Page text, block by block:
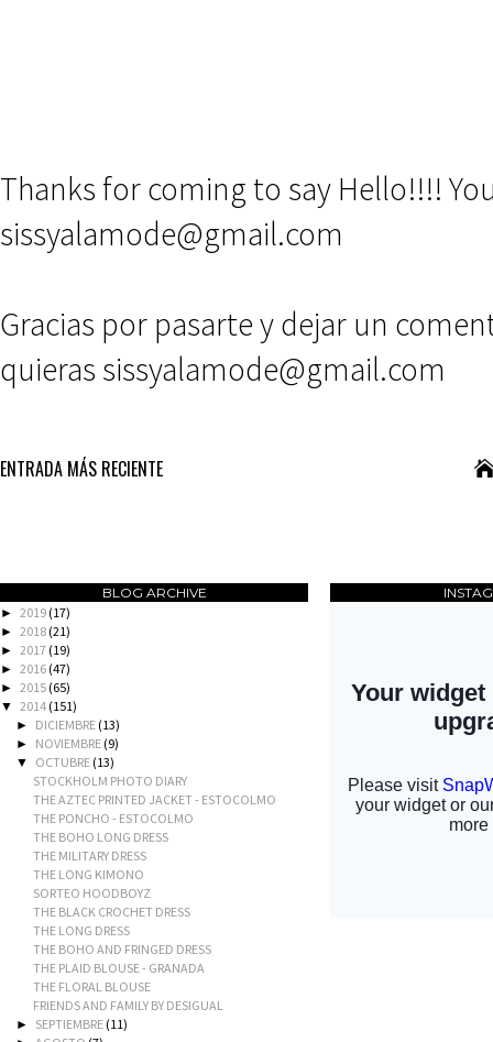
Thanks for coming to say Hello!!!!
sissyalamode@gmail.com
Gracias por pasarte y dejar un
quieras sissyalamode@gmail.com
ENTRADA MÁS RECIENTE
BLOG ARCHIVE
► 2019 (17)
► 2018 (21)
► 2017 (19)
► 2016 (47)
► 2015 (65)
▼ 2014 (151)
► DICIEMBRE (13)
► NOVIEMBRE (9)
▼ OCTUBRE (13)
STOCKHOLM PHOTO DIARY
THE AZTEC PRINTED JACKET - ESTOCOLMO
THE PONCHO - ESTOCOLMO
THE BOHO LONG DRESS
THE MILITARY DRESS
THE LONG KIMONO
SORTEO HOODBOYZ
THE BLACK CROCHET DRESS
THE LONG DRESS
THE BOHO AND FRINGED DRESS
THE PLAID BLOUSE - GRANADA
THE FLORAL BLOUSE
FRIENDS AND FAMILY BY DESIGUAL
► SEPTIEMBRE (11)